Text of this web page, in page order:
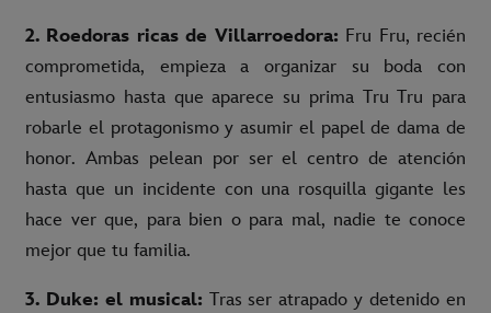
2. Roedoras ricas de Villarroedora: Fru Fru, recién
comprometida, empieza a organizar su boda con
entusiasmo hasta que aparece su prima Tru Tru para
robarle el protagonismo y asumir el papel de dama de
honor. Ambas pelean por ser el centro de atención
hasta que un incidente con una rosquilla gigante les
hace ver que, para bien o para mal, nadie te conoce
mejor que tu familia.
3. Duke: el musical: Tras ser atrapado y detenido en